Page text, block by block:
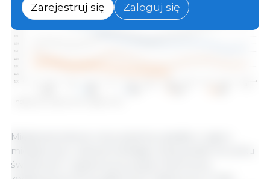
Indeks cen zbóż FAO. Źródło: FAO.
Międzynarodowe ceny pszenicy spadły w ujęciu
miesięcznym, odzwierciedlając dużą podaż na rynku
światowym i ograniczony popyt importowy,
Zarejestruj się Zaloguj się